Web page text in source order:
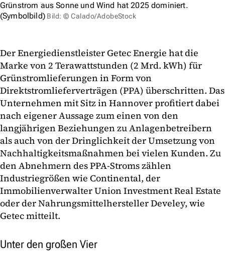
Grünstrom aus Sonne und Wind hat 2025 dominiert.
(Symbolbild) Bild: © Calado/AdobeStock
Der Energiedienstleister Getec Energie hat die
Marke von 2 Terawattstunden (2 Mrd. kWh) für
Grünstromlieferungen in Form von
Direktstromlieferverträgen (PPA) überschritten. Das
Unternehmen mit Sitz in Hannover profitiert dabei
nach eigener Aussage zum einen von den
langjährigen Beziehungen zu Anlagenbetreibern
als auch von der Dringlichkeit der Umsetzung von
Nachhaltigkeitsmaßnahmen bei vielen Kunden. Zu
den Abnehmern des PPA-Stroms zählen
Industriegrößen wie Continental, der
Immobilienverwalter Union Investment Real Estate
oder der Nahrungsmittelhersteller Develey, wie
Getec mitteilt.
Unter den großen Vier